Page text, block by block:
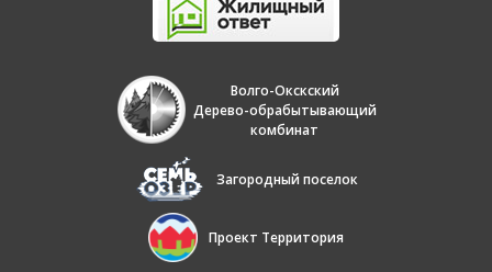
Волго-Окскский
Дерево-обрабытывающий
комбинат
Загородный поселок
Проект Территория